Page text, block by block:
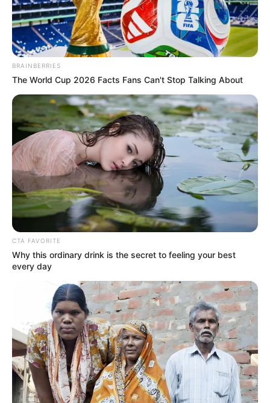
FRISS! A botrányok miatt lemondott pozíciójából
Deutsch Tamás felesége
BRAINBERRIES
The World Cup 2026 Facts Fans Can't Stop Talking About
CTA FAVORITE
Why this ordinary drink is the secret to feeling your best
every day